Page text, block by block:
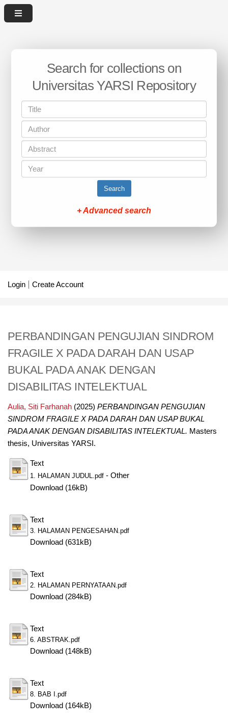
Search for collections on
Universitas YARSI Repository
Search
+ Advanced search
Login Create Account
PERBANDINGAN PENGUJIAN SINDROM
FRAGILE X PADA DARAH DAN USAP
BUKAL PADA ANAK DENGAN
DISABILITAS INTELEKTUAL
Aulia, Siti Farhanah(2025) PERBANDINGAN PENGUJIAN
SINDROM FRAGILE X PADA DARAH DAN USAP BUKAL
PADA ANAK DENGAN DISABILITAS INTELEKTUAL. Masters
thesis, Universitas YARSI.
Text
1. HALAMAN JUDUL.pdf- Other
Download (16kB)
Text
3. HALAMAN PENGESAHAN.pdf
Download (631kB)
Text
2. HALAMAN PERNYATAAN.pdf
Download (284kB)
Text
6. ABSTRAK.pdf
Download (148kB)
Text
8. BAB I.pdf
Download (164kB)